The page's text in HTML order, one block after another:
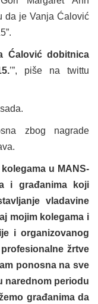
da je Vanja Ćalović
Ćalović dobitnica
’”, piše na twittu
zbog nagrade
u MANS-
i građanima koji
vladavine
mojim kolegama i
i organizovanog
žrtve
ponosna na sve
narednom periodu
građanima da